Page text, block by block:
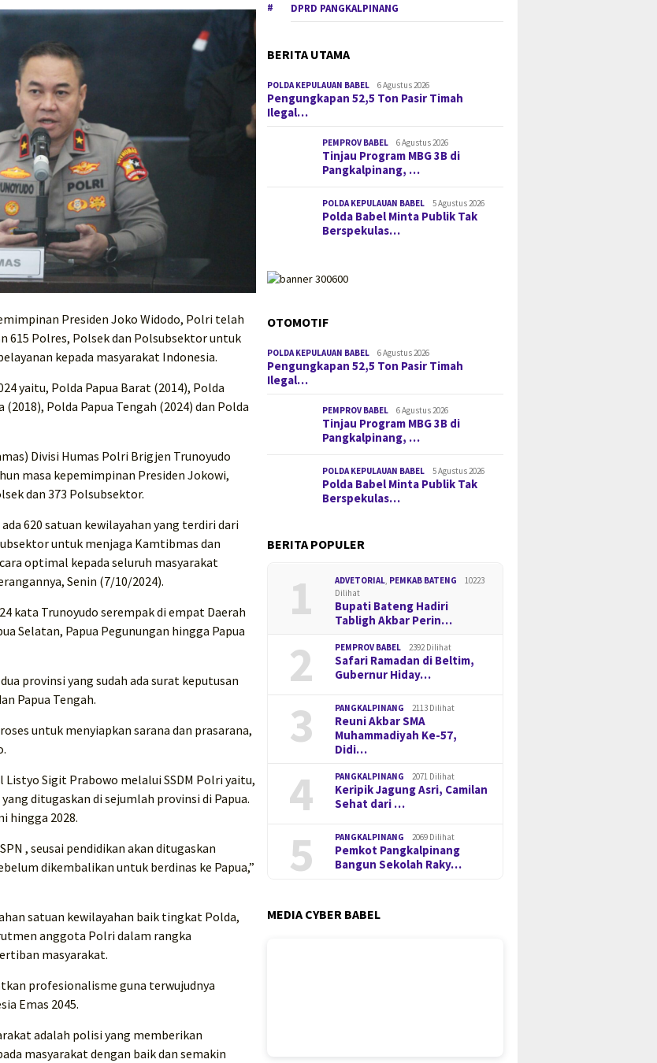
Presiden Joko Widodo, Polri telah
615 Polres, Polsek dan Polsubsektor untuk
kepada masyarakat Indonesia.
yaitu, Polda Papua Barat (2014), Polda
Polda Papua Tengah (2024) dan Polda
Divisi Humas Polri Brigjen Trunoyudo
masa kepemimpinan Presiden Jokowi,
dan 373 Polsubsektor.
620 satuan kewilayahan yang terdiri dari
untuk menjaga Kamtibmas dan
optimal kepada seluruh masyarakat
Senin (7/10/2024).
kata Trunoyudo serempak di empat Daerah
Selatan, Papua Pegunungan hingga Papua
provinsi yang sudah ada surat keputusan
Papua Tengah.
untuk menyiapkan sarana dan prasarana,
Sigit Prabowo melalui SSDM Polri yaitu,
ditugaskan di sejumlah provinsi di Papua.
hingga 2028.
, seusai pendidikan akan ditugaskan
dikembalikan untuk berdinas ke Papua,”
satuan kewilayahan baik tingkat Polda,
anggota Polri dalam rangka
masyarakat.
profesionalisme guna terwujudnya
Emas 2045.
adalah polisi yang memberikan
masyarakat dengan baik dan semakin
DPRD PANGKALPINANG
BERITA UTAMA
POLDA KEPULAUAN BABEL 6 Agustus 2026
Pengungkapan 52,5 Ton Pasir Timah
Ilegal…
PEMPROV BABEL 6 Agustus 2026
Tinjau Program MBG 3B di
Pangkalpinang, …
POLDA KEPULAUAN BABEL 5 Agustus 2026
Polda Babel Minta Publik Tak
Berspekulas…
OTOMOTIF
POLDA KEPULAUAN BABEL 6 Agustus 2026
Pengungkapan 52,5 Ton Pasir Timah
Ilegal…
PEMPROV BABEL 6 Agustus 2026
Tinjau Program MBG 3B di
Pangkalpinang, …
POLDA KEPULAUAN BABEL 5 Agustus 2026
Polda Babel Minta Publik Tak
Berspekulas…
BERITA POPULER
1 ADVETORIAL, PEMKAB BATENG
10223
Dilihat
Bupati Bateng Hadiri
Tabligh Akbar Perin…
2 PEMPROV BABEL 2392 Dilihat
Safari Ramadan di Beltim,
Gubernur Hiday…
3 PANGKALPINANG 2113 Dilihat
Reuni Akbar SMA
Muhammadiyah Ke-57,
Didi…
4 PANGKALPINANG 2071 Dilihat
Keripik Jagung Asri, Camilan
Sehat dari …
5 PANGKALPINANG 2069 Dilihat
Pemkot Pangkalpinang
Bangun Sekolah Raky…
MEDIA CYBER BABEL